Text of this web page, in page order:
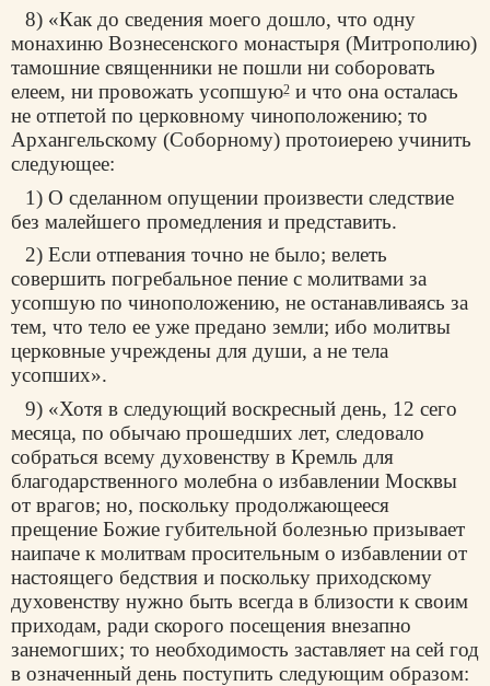
8) «Как до сведения моего дошло, что одну
монахиню Вознесенского монастыря (Митрополию)
тамошние священники не пошли ни соборовать
елеем, ни провожать усопшую2 и что она осталась
не отпетой по церковному чиноположению; то
Архангельскому (Соборному) протоиерею учинить
следующее:
1) О сделанном опущении произвести следствие
без малейшего промедления и представить.
2) Если отпевания точно не было; велеть
совершить погребальное пение с молитвами за
усопшую по чиноположению, не останавливаясь за
тем, что тело ее уже предано земли; ибо молитвы
церковные учреждены для души, а не тела
усопших».
9) «Хотя в следующий воскресный день, 12 сего
месяца, по обычаю прошедших лет, следовало
собраться всему духовенству в Кремль для
благодарственного молебна о избавлении Москвы
от врагов; но, поскольку продолжающееся
прещение Божие губительной болезнью призывает
наипаче к молитвам просительным о избавлении от
настоящего бедствия и поскольку приходскому
духовенству нужно быть всегда в близости к своим
приходам, ради скорого посещения внезапно
занемогших; то необходимость заставляет на сей год
в означенный день поступить следующим образом: